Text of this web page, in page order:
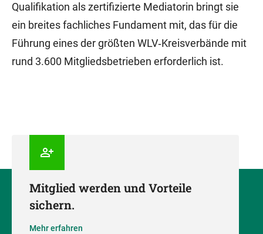
Qualifikation als zertifizierte Mediatorin bringt sie
ein breites fachliches Fundament mit, das für die
Führung eines der größten WLV‑Kreisverbände mit
rund 3.600 Mitgliedsbetrieben erforderlich ist.
Mitglied werden und Vorteile
sichern.
Mehr erfahren